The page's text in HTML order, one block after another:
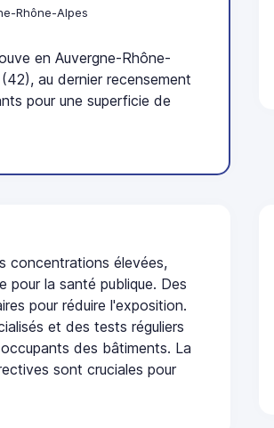
Rhône-Alpes
en Auvergne-Rhône-
au dernier recensement
pour une superficie de
concentrations élevées,
pour la santé publique. Des
pour réduire l'exposition.
et des tests réguliers
des bâtiments. La
sont cruciales pour